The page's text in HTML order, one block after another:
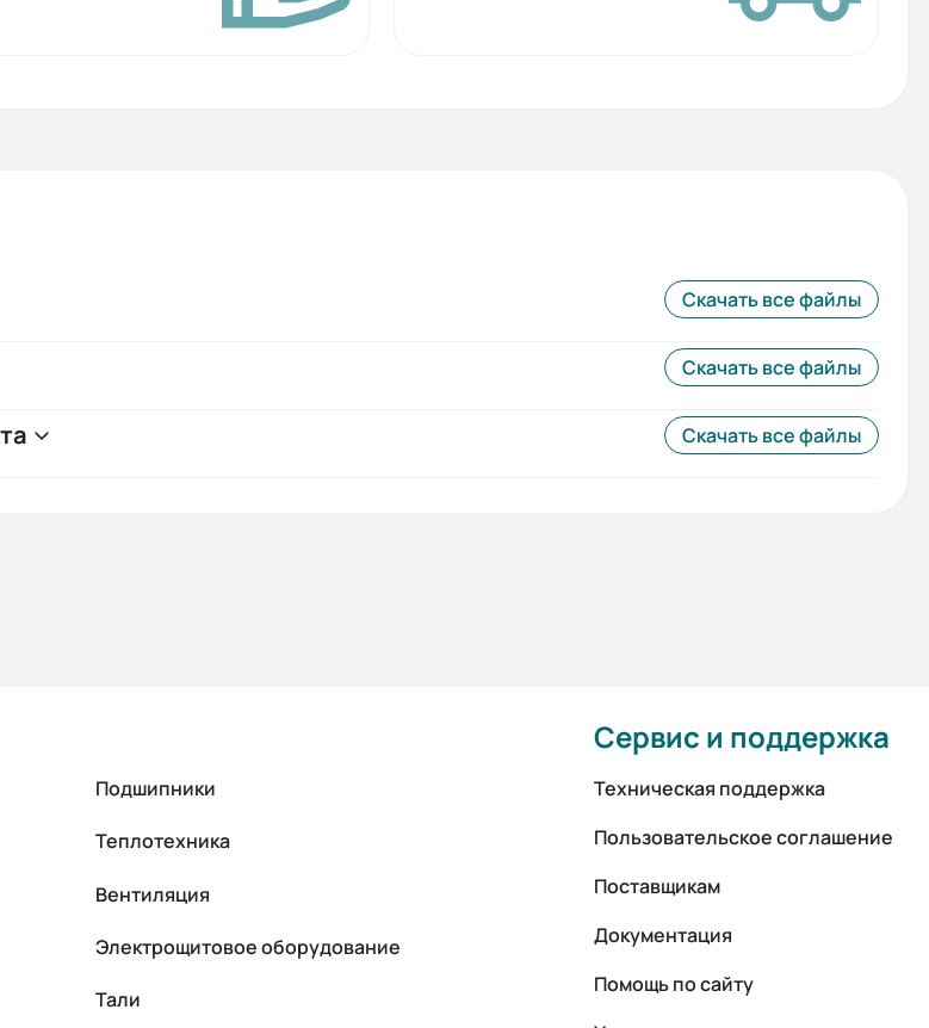
Скачать все файлы
Скачать все файлы
Скачать все файлы
Подшипники
Теплотехника
Вентиляция
Электрощитовое оборудование
Тали
Сервис и поддержка
Техническая поддержка
Пользовательское соглашение
Поставщикам
Документация
Помощь по сайту